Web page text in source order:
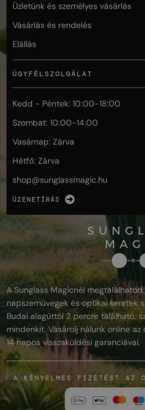
Üzletünk és személyes vásárlás
Vásárlás és rendelés
Elállás
ÜGYFÉLSZOLGÁLAT
Kedd - Péntek: 10:00-18:00
Szombat: 10:00-14:00
Vasárnap: Zárva
Hétfő: Zárva
shop@sunglassmagic.hu
ÜZENETÍRÁS
A Sunglass Magicnél
napszemüvegek és optikai keretek
Budai alagúttól 2 percre található,
mindenkit. Vásárolj nálunk online
14 napos visszaküldési garanciával.
A KÉNYELMES FIZETÉST AZ